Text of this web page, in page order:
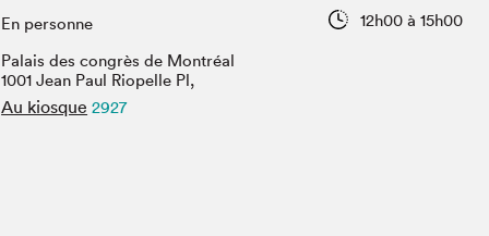
Vidéos et balados
En personne
12h00 à 15h00
Palais des congrès de Montréal
1001 Jean Paul Riopelle Pl,
Au kiosque 2927